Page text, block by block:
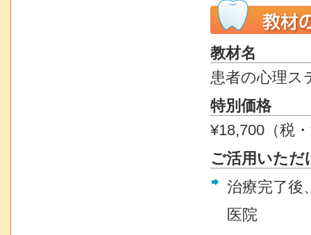
教材名
患者の心理
特別価格
¥18,700（税
ご活用いただ
治療完了後
医院